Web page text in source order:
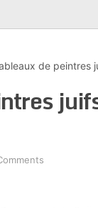
de peintres